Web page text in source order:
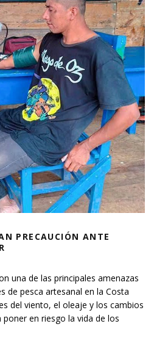
PRECAUCIÓN ANTE
una de las principales amenazas
de pesca artesanal en la Costa
del viento, el oleaje y los cambios
en riesgo la vida de los